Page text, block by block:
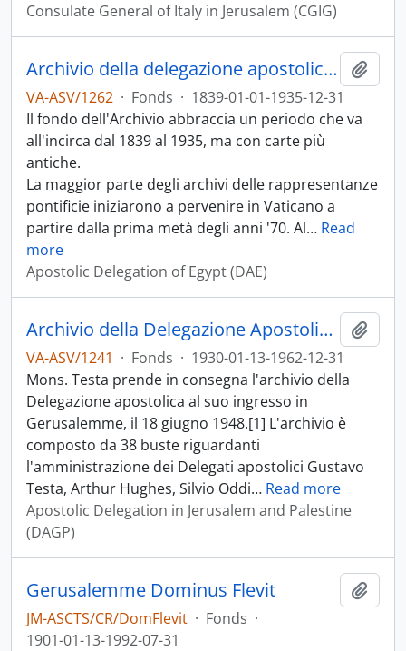
Consulate General of Italy in Jerusalem (CGIG)
Archivio della delegazione apostolica in Egitto
VA-ASV/1262 · Fonds · 1839-01-01-1935-12-31
Il fondo dell'Archivio abbraccia un periodo che va
all'incirca dal 1839 al 1935, ma con carte più
antiche.
La maggior parte degli archivi delle rappresentanze
pontificie iniziarono a pervenire in Vaticano a
partire dalla prima metà degli anni '70. Al… Read
more
Apostolic Delegation of Egypt (DAE)
Archivio della Delegazione Apostolica in Gerusalemme e Palestina
VA-ASV/1241 · Fonds · 1930-01-13-1962-12-31
Mons. Testa prende in consegna l'archivio della
Delegazione apostolica al suo ingresso in
Gerusalemme, il 18 giugno 1948.[1] L'archivio è
composto da 38 buste riguardanti
l'amministrazione dei Delegati apostolici Gustavo
Testa, Arthur Hughes, Silvio Oddi… Read more
Apostolic Delegation in Jerusalem and Palestine
(DAGP)
Gerusalemme Dominus Flevit
JM-ASCTS/CR/DomFlevit · Fonds ·
1901-01-13-1992-07-31